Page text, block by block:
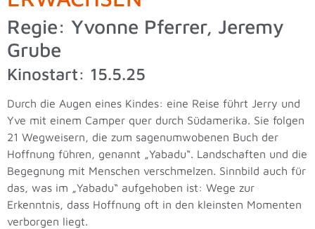
Regie: Yvonne Pferrer, Jeremy
Grube
Kinostart: 15.5.25
Durch die Augen eines Kindes: eine Reise führt Jerry und
Yve mit einem Camper quer durch Südamerika. Sie folgen
21 Wegweisern, die zum sagenumwobenen Buch der
Hoffnung führen, genannt „Yabadu“. Landschaften und die
Begegnung mit Menschen verschmelzen. Sinnbild auch für
das, was im „Yabadu“ aufgehoben ist: Wege zur
Erkenntnis, dass Hoffnung oft in den kleinsten Momenten
verborgen liegt.